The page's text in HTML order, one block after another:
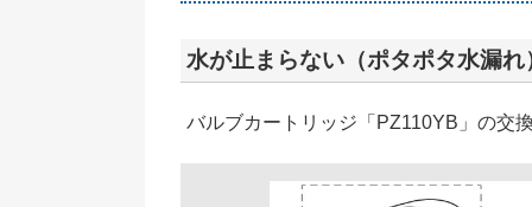
水が止まらない（ポタポタ水漏れ
バルブカートリッジ「PZ110YB」の交